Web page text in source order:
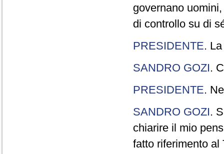
governano
di controllo su di
PRESIDENTE.
SANDRO GOZI.
PRESIDENTE.
SANDRO GOZI.
chiarire il mio
fatto riferimento al